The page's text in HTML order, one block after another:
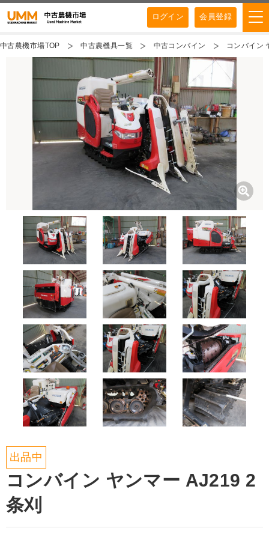
ログイン 会員登録
中古農機市場TOP 中古農機具一覧 中古コンバイン コンバイン
出品中
コンバイン ヤンマー AJ219 2
条刈